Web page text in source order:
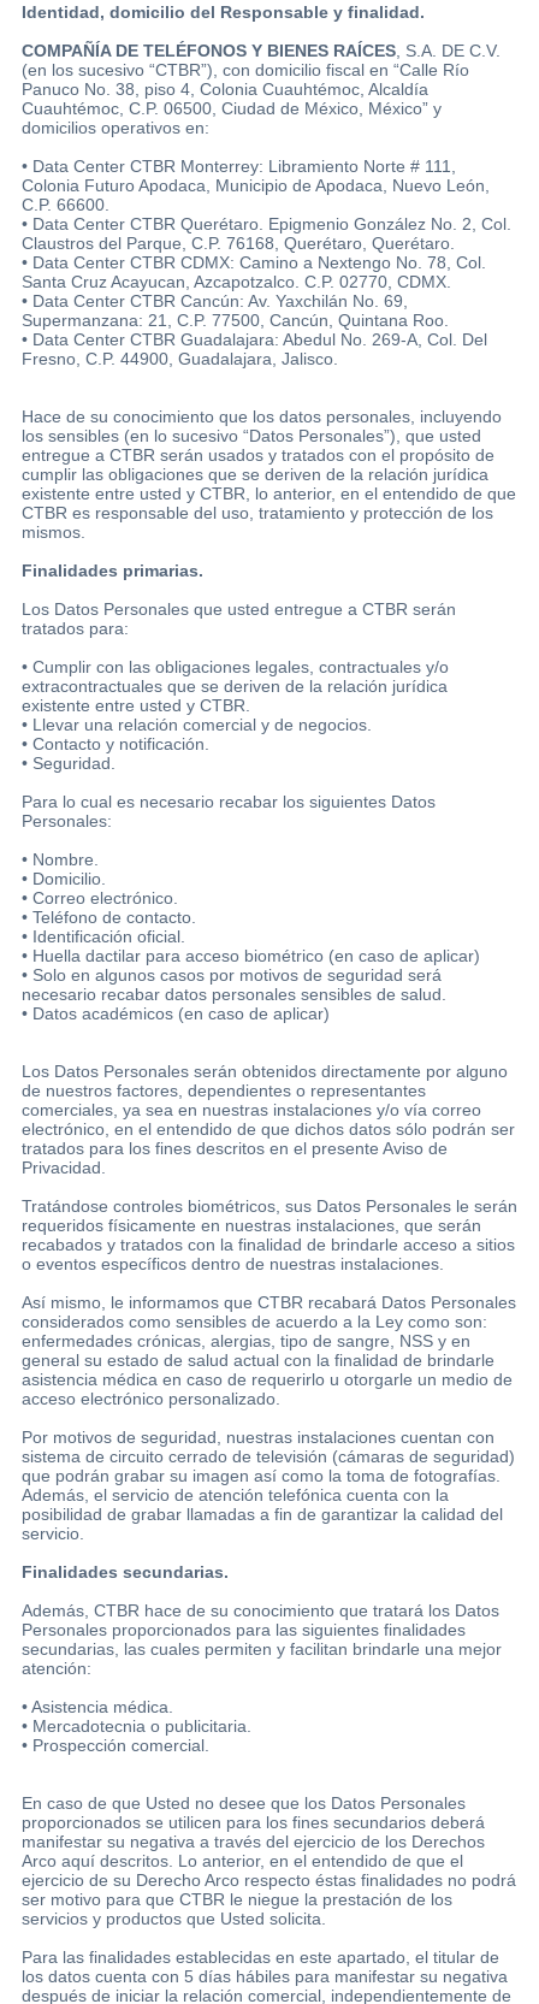
Identidad, domicilio del Responsable y finalidad.
COMPAÑÍA DE TELÉFONOS Y BIENES RAÍCES, S.A. DE C.V.
(en los sucesivo “CTBR”), con domicilio fiscal en “Calle Río
Panuco No. 38, piso 4, Colonia Cuauhtémoc, Alcaldía
Cuauhtémoc, C.P. 06500, Ciudad de México, México” y
domicilios operativos en:
• Data Center CTBR Monterrey: Libramiento Norte # 111,
Colonia Futuro Apodaca, Municipio de Apodaca, Nuevo León,
C.P. 66600.
• Data Center CTBR Querétaro. Epigmenio González No. 2, Col.
Claustros del Parque, C.P. 76168, Querétaro, Querétaro.
• Data Center CTBR CDMX: Camino a Nextengo No. 78, Col.
Santa Cruz Acayucan, Azcapotzalco. C.P. 02770, CDMX.
• Data Center CTBR Cancún: Av. Yaxchilán No. 69,
Supermanzana: 21, C.P. 77500, Cancún, Quintana Roo.
• Data Center CTBR Guadalajara: Abedul No. 269-A, Col. Del
Fresno, C.P. 44900, Guadalajara, Jalisco.
Hace de su conocimiento que los datos personales, incluyendo
los sensibles (en lo sucesivo “Datos Personales”), que usted
entregue a CTBR serán usados y tratados con el propósito de
cumplir las obligaciones que se deriven de la relación jurídica
existente entre usted y CTBR, lo anterior, en el entendido de que
CTBR es responsable del uso, tratamiento y protección de los
mismos.
Finalidades primarias.
Los Datos Personales que usted entregue a CTBR serán
tratados para:
• Cumplir con las obligaciones legales, contractuales y/o
extracontractuales que se deriven de la relación jurídica
existente entre usted y CTBR.
• Llevar una relación comercial y de negocios.
• Contacto y notificación.
• Seguridad.
Para lo cual es necesario recabar los siguientes Datos
Personales:
• Nombre.
• Domicilio.
• Correo electrónico.
• Teléfono de contacto.
• Identificación oficial.
• Huella dactilar para acceso biométrico (en caso de aplicar)
• Solo en algunos casos por motivos de seguridad será
necesario recabar datos personales sensibles de salud.
• Datos académicos (en caso de aplicar)
Los Datos Personales serán obtenidos directamente por alguno
de nuestros factores, dependientes o representantes
comerciales, ya sea en nuestras instalaciones y/o vía correo
electrónico, en el entendido de que dichos datos sólo podrán ser
tratados para los fines descritos en el presente Aviso de
Privacidad.
Tratándose controles biométricos, sus Datos Personales le serán
requeridos físicamente en nuestras instalaciones, que serán
recabados y tratados con la finalidad de brindarle acceso a sitios
o eventos específicos dentro de nuestras instalaciones.
Así mismo, le informamos que CTBR recabará Datos Personales
considerados como sensibles de acuerdo a la Ley como son:
enfermedades crónicas, alergias, tipo de sangre, NSS y en
general su estado de salud actual con la finalidad de brindarle
asistencia médica en caso de requerirlo u otorgarle un medio de
acceso electrónico personalizado.
Por motivos de seguridad, nuestras instalaciones cuentan con
sistema de circuito cerrado de televisión (cámaras de seguridad)
que podrán grabar su imagen así como la toma de fotografías.
Además, el servicio de atención telefónica cuenta con la
posibilidad de grabar llamadas a fin de garantizar la calidad del
servicio.
Finalidades secundarias.
Además, CTBR hace de su conocimiento que tratará los Datos
Personales proporcionados para las siguientes finalidades
secundarias, las cuales permiten y facilitan brindarle una mejor
atención:
• Asistencia médica.
• Mercadotecnia o publicitaria.
• Prospección comercial.
En caso de que Usted no desee que los Datos Personales
proporcionados se utilicen para los fines secundarios deberá
manifestar su negativa a través del ejercicio de los Derechos
Arco aquí descritos. Lo anterior, en el entendido de que el
ejercicio de su Derecho Arco respecto éstas finalidades no podrá
ser motivo para que CTBR le niegue la prestación de los
servicios y productos que Usted solicita.
Para las finalidades establecidas en este apartado, el titular de
los datos cuenta con 5 días hábiles para manifestar su negativa
después de iniciar la relación comercial, independientemente de